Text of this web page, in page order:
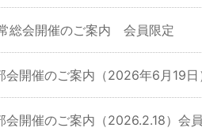
総会開催のご案内 会員限定
会開催のご案内（2026年6月19日
会開催のご案内（2026.2.18）会